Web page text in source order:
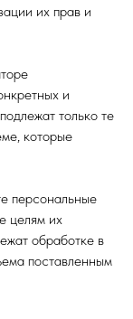
их прав и
и
только те
которые
персональные
целям их
обработке в
поставленным